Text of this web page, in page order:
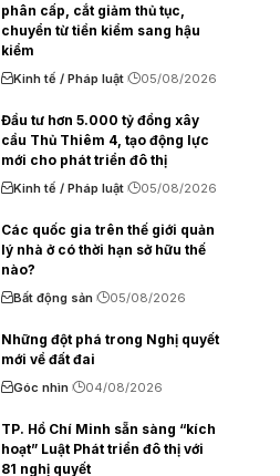
phân cấp, cắt giảm thủ tục,
chuyển từ tiền kiểm sang hậu
kiểm
Kinh tế / Pháp luật 05/08/2026
Đầu tư hơn 5.000 tỷ đồng xây
cầu Thủ Thiêm 4, tạo động lực
mới cho phát triển đô thị
Kinh tế / Pháp luật 05/08/2026
Các quốc gia trên thế giới quản
lý nhà ở có thời hạn sở hữu thế
nào?
Bất động sản 05/08/2026
Những đột phá trong Nghị quyết
mới về đất đai
Góc nhìn 04/08/2026
TP. Hồ Chí Minh sẵn sàng “kích
hoạt” Luật Phát triển đô thị với
81 nghị quyết